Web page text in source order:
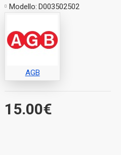
15.00€
Modello: D003502502
AGB